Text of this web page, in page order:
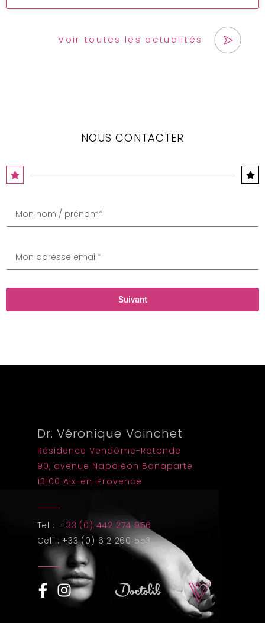
Voir toutes les actualités
NOUS CONTACTER
Suivant
Dr. Véronique Voinchet
Résidence Vendôme-Rotonde
90, avenue Napoléon Bonaparte
13100 Aix-en-Provence
Tel : +33 (0) 442 274 956
Cell : +33 (0) 612 260 553